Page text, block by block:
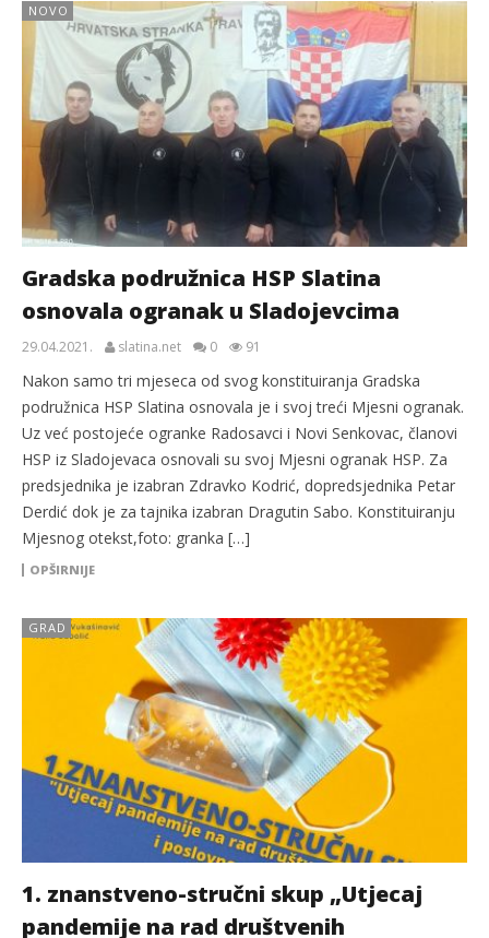
NOVO
Gradska podružnica HSP Slatina
osnovala ogranak u Sladojevcima
29.04.2021. slatina.net 0 91
Nakon samo tri mjeseca od svog konstituiranja Gradska
podružnica HSP Slatina osnovala je i svoj treći Mjesni ogranak.
Uz već postojeće ogranke Radosavci i Novi Senkovac, članovi
HSP iz Sladojevaca osnovali su svoj Mjesni ogranak HSP. Za
predsjednika je izabran Zdravko Kodrić, dopredsjednika Petar
Derdić dok je za tajnika izabran Dragutin Sabo. Konstituiranju
Mjesnog otekst,foto: granka […]
OPŠIRNIJE
GRAD
1. znanstveno-stručni skup „Utjecaj
pandemije na rad društvenih